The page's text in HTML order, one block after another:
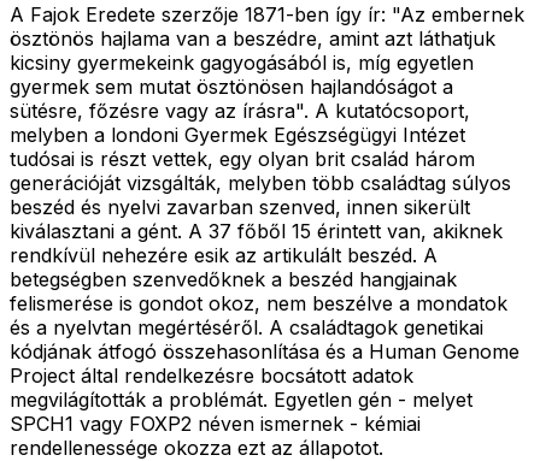
A Fajok Eredete szerzője 1871-ben így ír: "Az embernek
ösztönös hajlama van a beszédre, amint azt láthatjuk
kicsiny gyermekeink gagyogásából is, míg egyetlen
gyermek sem mutat ösztönösen hajlandóságot a
sütésre, főzésre vagy az írásra". A kutatócsoport,
melyben a londoni Gyermek Egészségügyi Intézet
tudósai is részt vettek, egy olyan brit család három
generációját vizsgálták, melyben több családtag súlyos
beszéd és nyelvi zavarban szenved, innen sikerült
kiválasztani a gént. A 37 főből 15 érintett van, akiknek
rendkívül nehezére esik az artikulált beszéd. A
betegségben szenvedőknek a beszéd hangjainak
felismerése is gondot okoz, nem beszélve a mondatok
és a nyelvtan megértéséről. A családtagok genetikai
kódjának átfogó összehasonlítása és a Human Genome
Project által rendelkezésre bocsátott adatok
megvilágították a problémát. Egyetlen gén - melyet
SPCH1 vagy FOXP2 néven ismernek - kémiai
rendellenessége okozza ezt az állapotot.